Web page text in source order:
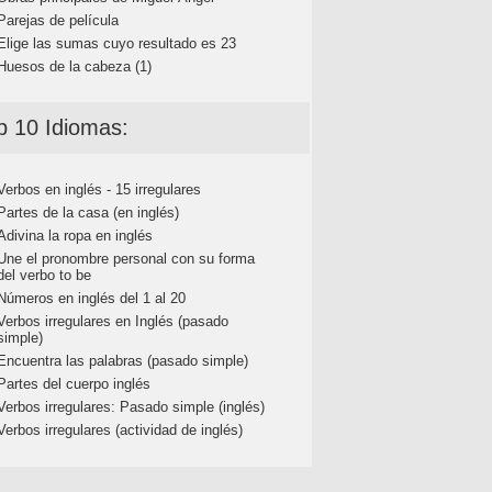
de película
las sumas cuyo resultado es 23
de la cabeza (1)
10 Idiomas:
en inglés - 15 irregulares
de la casa (en inglés)
la ropa en inglés
el pronombre personal con su forma
verbo to be
en inglés del 1 al 20
irregulares en Inglés (pasado
las palabras (pasado simple)
del cuerpo inglés
irregulares: Pasado simple (inglés)
irregulares (actividad de inglés)